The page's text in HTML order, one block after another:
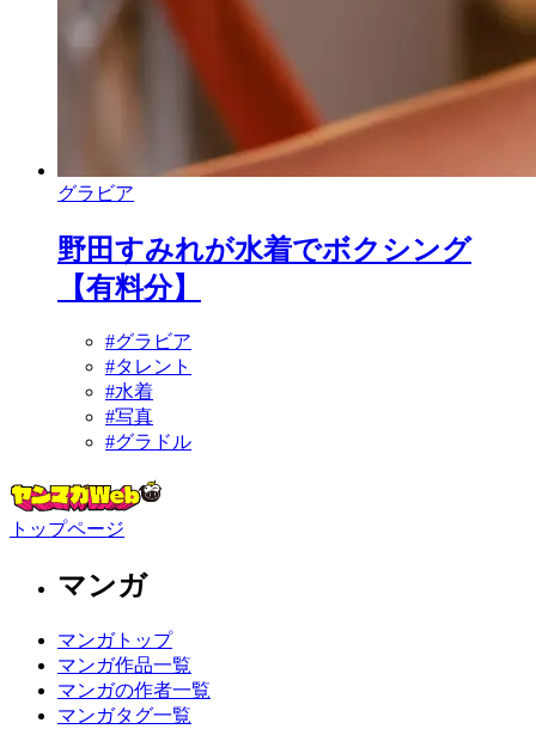
グラビア
野田すみれが水着でボクシング
【有料分】
#グラビア
#タレント
#水着
#写真
#グラドル
トップページ
マンガ
マンガトップ
マンガ作品一覧
マンガの作者一覧
マンガタグ一覧